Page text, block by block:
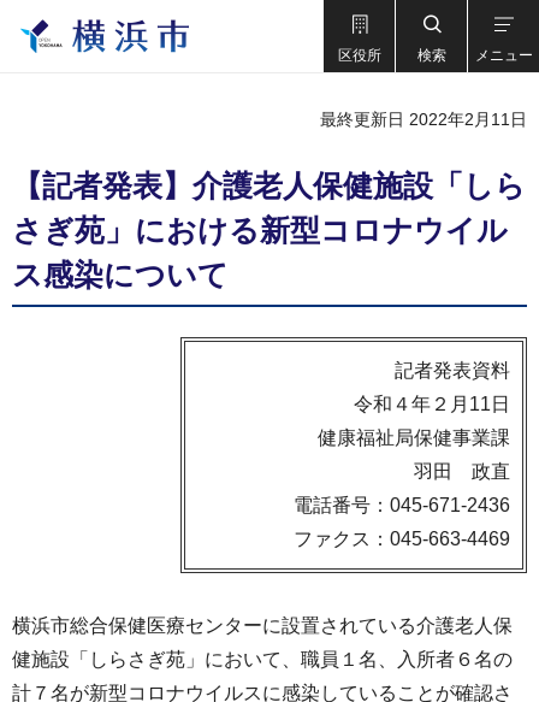
区役所 検索 メニュー
最終更新日 2022年2月11日
【記者発表】介護老人保健施設「しら
さぎ苑」における新型コロナウイル
ス感染について
記者発表資料
令和４年２月11日
健康福祉局保健事業課
羽田 政直
電話番号：045-671-2436
ファクス：045-663-4469
横浜市総合保健医療センターに設置されている介護老人保
健施設「しらさぎ苑」において、職員１名、入所者６名の
計７名が新型コロナウイルスに感染していることが確認さ